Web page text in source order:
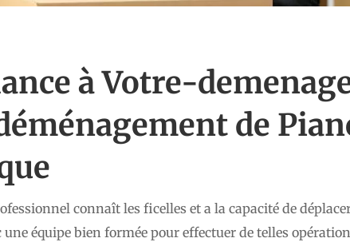
à Votre-
de
connaît les ficelles et a la capacité de
équipe bien formée pour effectuer de telles